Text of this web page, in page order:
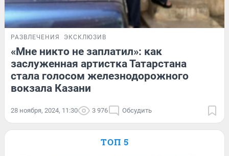
РАЗВЛЕЧЕНИЯ ЭКСКЛЮЗИВ
«Мне никто не заплатил»: как
заслуженная артистка Татарстана
стала голосом железнодорожного
вокзала Казани
28 ноября, 2024, 11:30 3 976 Обсудить
ТОП 5